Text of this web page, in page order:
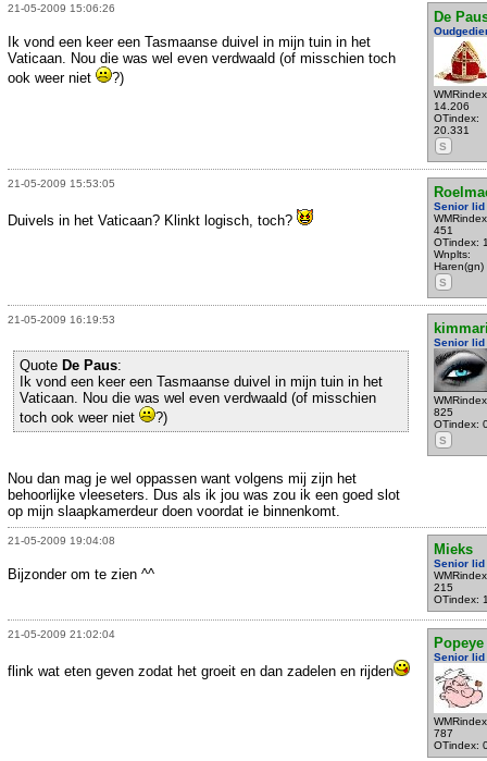
21-05-2009 15:06:26
De
14.206
OTindex:
20.331
S
Ik vond een keer een Tasmaanse duivel in mijn tuin in het
Vaticaan. Nou die was wel even verdwaald (of misschien toch
ook weer niet
?)
21-05-2009 15:53:05
Senior lid
451
OTindex:
Wnplts:
Haren(gn)
S
Duivels in het Vaticaan? Klinkt logisch, toch?
21-05-2009 16:19:53
Senior lid
825
OTindex:
S
Quote De Paus:
Ik vond een keer een Tasmaanse duivel in mijn tuin in het
Vaticaan. Nou die was wel even verdwaald (of misschien
toch ook weer niet
?)
Nou dan mag je wel oppassen want volgens mij zijn het
behoorlijke vleeseters. Dus als ik jou was zou ik een goed slot
op mijn slaapkamerdeur doen voordat ie binnenkomt.
21-05-2009 19:04:08
Mieks
Senior lid
215
OTindex:
Bijzonder om te zien ^^
21-05-2009 21:02:04
Popeye
Senior lid
787
OTindex:
flink wat eten geven zodat het groeit en dan zadelen en rijden